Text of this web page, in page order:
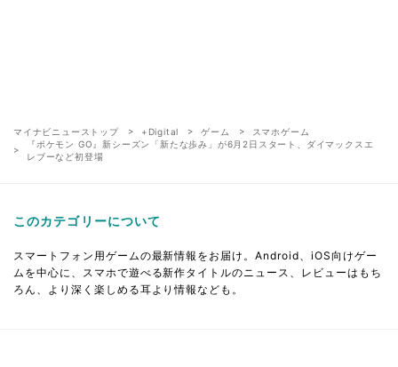
マイナビニューストップ +Digital ゲーム
スマホゲーム
『ポケモン GO』新シーズン「新たな歩み」が6月2日スタート、ダイマックスエ
レブーなど初登場
このカテゴリーについて
スマートフォン用ゲームの最新情報をお届け。Android、iOS向けゲー
ムを中心に、スマホで遊べる新作タイトルのニュース、レビューはもち
ろん、より深く楽しめる耳より情報なども。